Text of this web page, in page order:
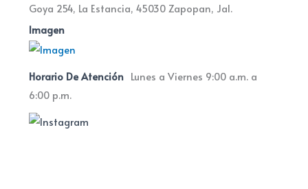
Goya 254, La Estancia, 45030 Zapopan, Jal.
Imagen
Horario De Atención Lunes a Viernes 9:00 a.m. a
6:00 p.m.